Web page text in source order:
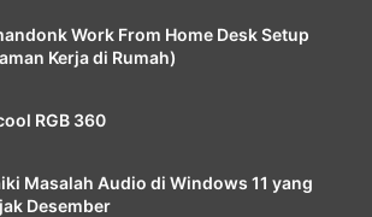
Work From Home Desk Setup
Kerja di Rumah)
RGB 360
Masalah Audio di Windows 11 yang
Desember